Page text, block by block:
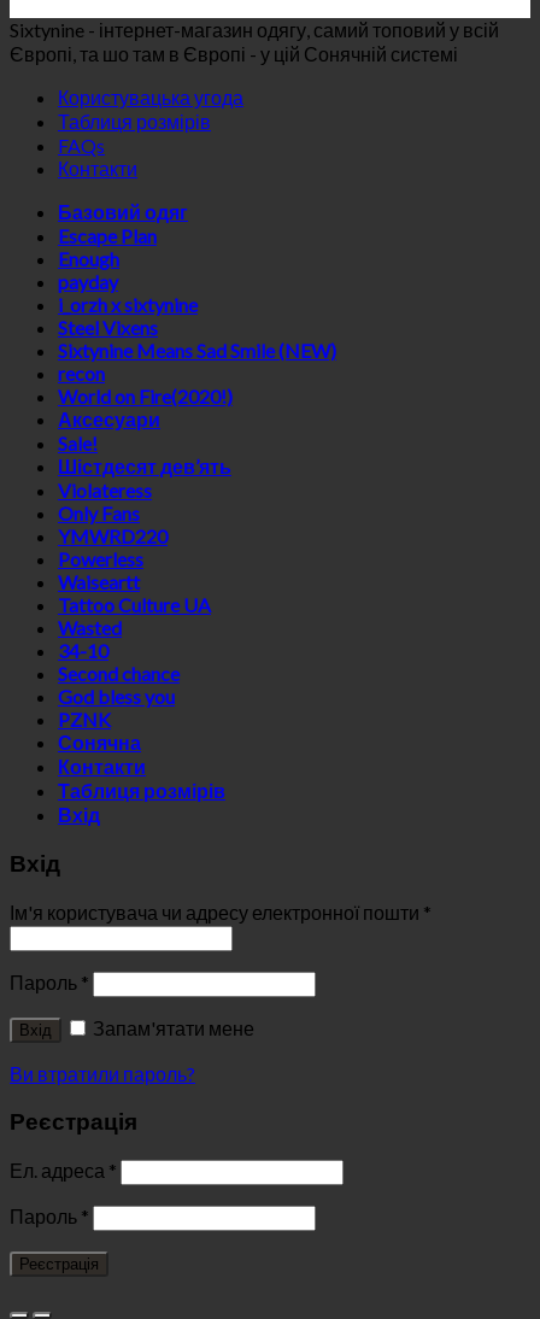
900,00 ₴
Sixtynine - інтернет-магазин одягу, самий топовий у всій
Європі, та шо там в Європі - у цій Сонячній системі
Користувацька угода
Таблиця розмірів
FAQs
Контакти
Базовий одяг
Escape Plan
Enough
payday
i_orzh x sixtynine
Steel Vixens
Sixtynine Means Sad Smile (NEW)
recon
World on Fire(2020!)
Аксесуари
Sale!
Шістдесят дев’ять
Violateress
Only Fans
YMWRD220
Powerless
Waiseartt
Tattoo Culture UA
Wasted
34-10
Second chance
God bless you
PZNK
Сонячна
Контакти
Таблиця розмірів
Вхід
Вхід
Ім'я користувача чи адресу електронної пошти *
Пароль *
Вхід
Запам'ятати мене
Ви втратили пароль?
Реєстрація
Ел. адреса *
Пароль *
Реєстрація